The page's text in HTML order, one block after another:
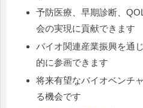
予防医療、早期診断、
会の実現に貢献できます
バイオ関連産業振興を通
的に参画できます
将来有望なバイオベンチ
る機会です